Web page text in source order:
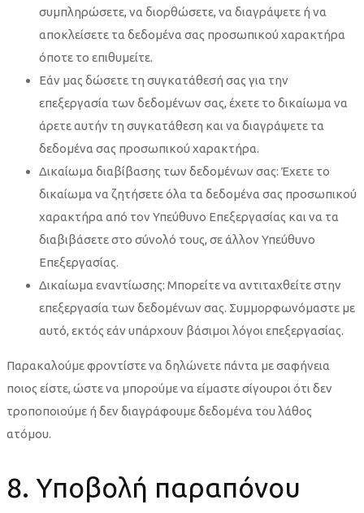
συμπληρώσετε, να διορθώσετε, να διαγράψετε ή να
αποκλείσετε τα δεδομένα σας προσωπικού χαρακτήρα
όποτε το επιθυμείτε.
Εάν μας δώσετε τη συγκατάθεσή σας για την
επεξεργασία των δεδομένων σας, έχετε το δικαίωμα να
άρετε αυτήν τη συγκατάθεση και να διαγράψετε τα
δεδομένα σας προσωπικού χαρακτήρα.
Δικαίωμα διαβίβασης των δεδομένων σας: Έχετε το
δικαίωμα να ζητήσετε όλα τα δεδομένα σας προσωπικού
χαρακτήρα από τον Υπεύθυνο Επεξεργασίας και να τα
διαβιβάσετε στο σύνολό τους, σε άλλον Υπεύθυνο
Επεξεργασίας.
Δικαίωμα εναντίωσης: Μπορείτε να αντιταχθείτε στην
επεξεργασία των δεδομένων σας. Συμμορφωνόμαστε με
αυτό, εκτός εάν υπάρχουν βάσιμοι λόγοι επεξεργασίας.
Παρακαλούμε φροντίστε να δηλώνετε πάντα με σαφήνεια
ποιος είστε, ώστε να μπορούμε να είμαστε σίγουροι ότι δεν
τροποποιούμε ή δεν διαγράφουμε δεδομένα του λάθος
ατόμου.
8. Υποβολή παραπόνου